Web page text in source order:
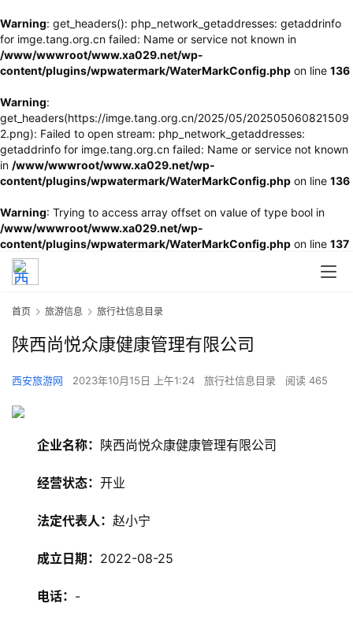
Warning: get_headers(): php_network_getaddresses: getaddrinfo
for imge.tang.org.cn failed: Name or service not known in
/www/wwwroot/www.xa029.net/wp-
content/plugins/wpwatermark/WaterMarkConfig.php on line 136
Warning:
get_headers(https://imge.tang.org.cn/2025/05/202505060821509
2.png): Failed to open stream: php_network_getaddresses:
getaddrinfo for imge.tang.org.cn failed: Name or service not known
in /www/wwwroot/www.xa029.net/wp-
content/plugins/wpwatermark/WaterMarkConfig.php on line 136
Warning: Trying to access array offset on value of type bool in
/www/wwwroot/www.xa029.net/wp-
content/plugins/wpwatermark/WaterMarkConfig.php on line 137
首页 旅游信息 旅行社信息目录
陕西尚悦众康健康管理有限公司
西安旅游网 2023年10月15日 上午1:24 旅行社信息目录 阅读 465
企业名称： 陕西尚悦众康健康管理有限公司
经营状态： 开业
法定代表人： 赵小宁
成立日期： 2022-08-25
电话： -